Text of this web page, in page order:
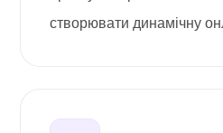
створювати динамічну